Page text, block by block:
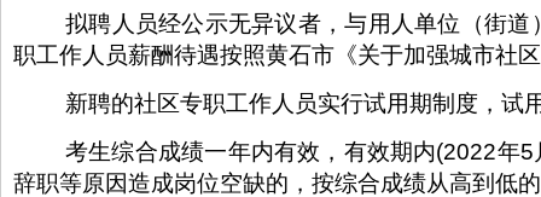
拟聘人员经公示无异议者，与用人单位（街
职工作人员薪酬待遇按照黄石市《关于加强城市社
新聘的社区专职工作人员实行试用期制度，试
考生综合成绩一年内有效，有效期内(2022年
辞职等原因造成岗位空缺的，按综合成绩从高到低